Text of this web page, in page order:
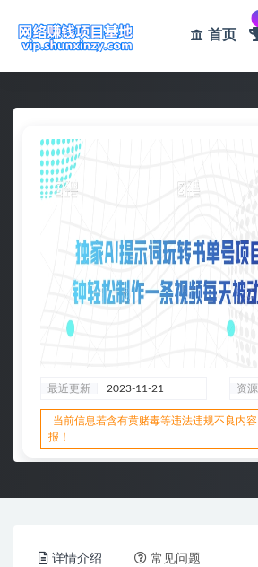
首页
最近更新 2023-11-21 资
当前信息若含有黄赌毒等违法违规不良内
报！
详情介绍 常见问题